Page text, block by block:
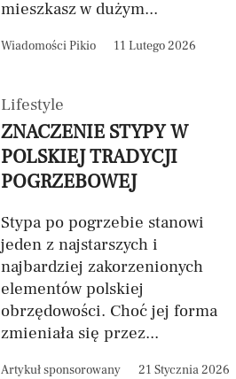
mieszkasz w dużym...
Wiadomości Pikio 11 Lutego 2026
Lifestyle
ZNACZENIE STYPY W
POLSKIEJ TRADYCJI
POGRZEBOWEJ
Stypa po pogrzebie stanowi
jeden z najstarszych i
najbardziej zakorzenionych
elementów polskiej
obrzędowości. Choć jej forma
zmieniała się przez...
Artykuł sponsorowany 21 Stycznia 2026